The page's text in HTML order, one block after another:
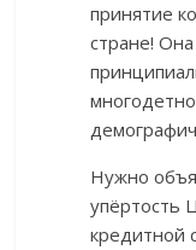
принятие
стране!
Нужно
упёртость
кредитной